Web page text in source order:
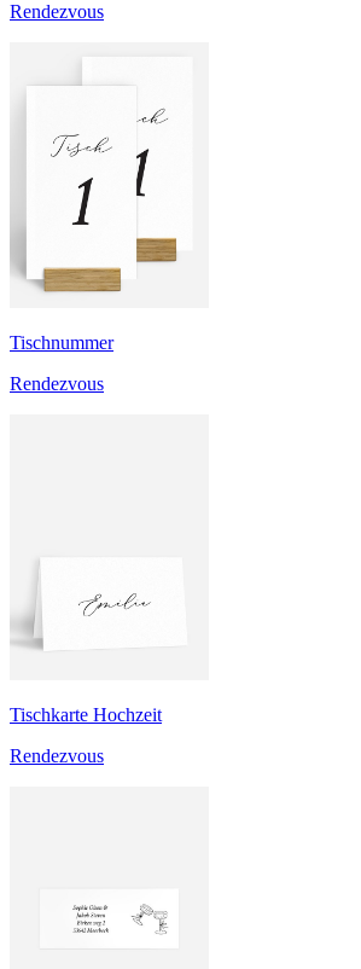
Rendezvous
Tischnummer
Rendezvous
Tischkarte Hochzeit
Rendezvous